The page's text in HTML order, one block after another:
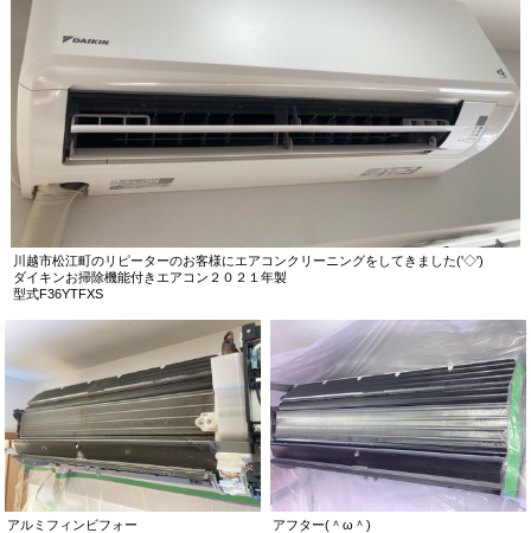
川越市松江町のリピーターのお客様にエアコンクリーニングをしてきました('◇')ゞ
ダイキンお掃除機能付きエアコン２０２１年製
型式F36YTFXS
アルミフィンビフォー アフター(＾ω＾)